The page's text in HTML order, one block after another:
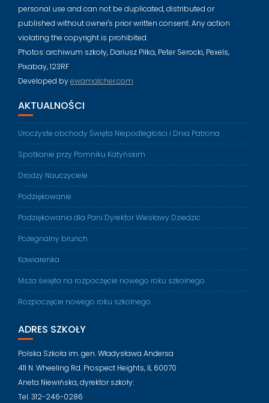
personal use and can not be duplicated, distributed or
published without owner's prior written consent. Any action
violating the copyright is prohibited.
Photos: archiwum szkoły, Dariusz Piłka, Peter Serocki, Pexels,
Pixabay, 123RF
Developed byewamalcher.com
AKTUALNOŚCI
Uroczyste obchody Święta Niepodległości i Dnia Patrona
Spotkanie przy Pomniku Katyńskim
Drodzy Nauczyciele
Podziękowanie
Podziękowania dla Pani Dyrektor Wiesławy Dziedzic
Pożegnalny brunch
Kawiarenka
Msza święta na rozpoczęcie nowego roku szkolnego.
Rozpoczęcie nowego roku szkolnego.
ADRES SZKOŁY
Polska Szkoła im. gen. Władysława Andersa
411 N. Wheeling Rd. Prospect Heights, IL 60070
Aneta Niewińska, dyrektor szkoły:
Tel. 312-246-0286